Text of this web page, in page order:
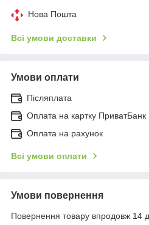
Нова Пошта
Всі умови доставки
Умови оплати
Післяплата
Оплата на картку ПриватБанк
Оплата на рахунок
Всі умови оплати
Умови повернення
Повернення товару впродовж 14